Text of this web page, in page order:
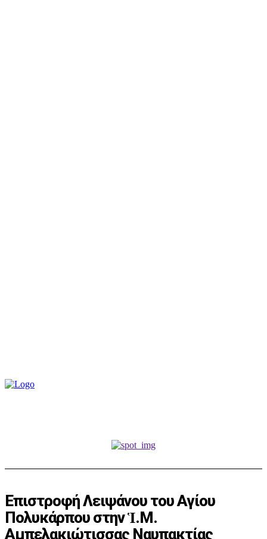
Επιστροφή Λειψάνου του Αγίου
Πολυκάρπου στην Ἱ.Μ.
Αμπελακιώτισσας Ναυπακτίας